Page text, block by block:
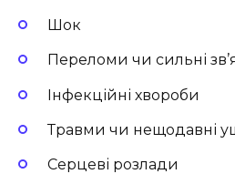
Шок
Переломи чи сильні
Інфекційні хвороби
Травми чи нещодавні
Серцеві розлади